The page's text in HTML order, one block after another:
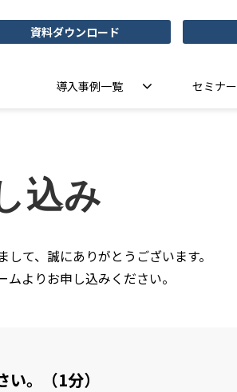
資料ダウンロード
導入事例一覧 セミナー
込み
て、誠にありがとうございます。
よりお申し込みください。
。（1分）